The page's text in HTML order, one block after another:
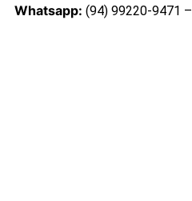
Whatsapp: (94) 99220-9471 –